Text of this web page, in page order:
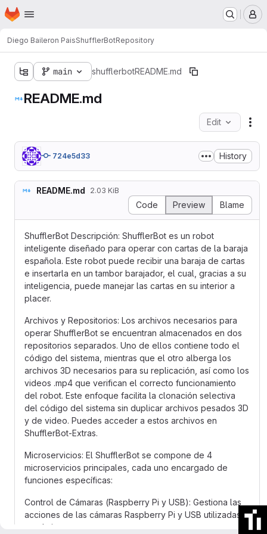
Skip to main content
Homepage
Diego Baileron PaisShufflerBotRepository
main shufflerbotREADME.md
README.md
Edit
724e5d33 History
README.md 2.03 KiB
Code Preview Blame
ShufflerBot Descripción: ShufflerBot es un robot
inteligente diseñado para operar con cartas de la baraja
española. Este robot puede recibir una baraja de cartas
e insertarla en un tambor barajador, el cual, gracias a su
inteligencia, puede manejar las cartas en su interior a
placer.
Archivos y Repositorios: Los archivos necesarios para
operar ShufflerBot se encuentran almacenados en dos
repositorios separados. Uno de ellos contiene todo el
código del sistema, mientras que el otro alberga los
archivos 3D necesarios para su replicación, así como los
videos .mp4 que verifican el correcto funcionamiento
del robot. Este enfoque facilita la clonación selectiva
del código del sistema sin duplicar archivos pesados 3D
y de video. Puedes acceder a estos archivos en
ShufflerBot-Extras.
Microservicios: El ShufflerBot se compone de 4
microservicios principales, cada uno encargado de
funciones específicas:
Control de Cámaras (Raspberry Pi y USB): Gestiona las
acciones de las cámaras Raspberry Pi y USB utilizadas
en el sistema.